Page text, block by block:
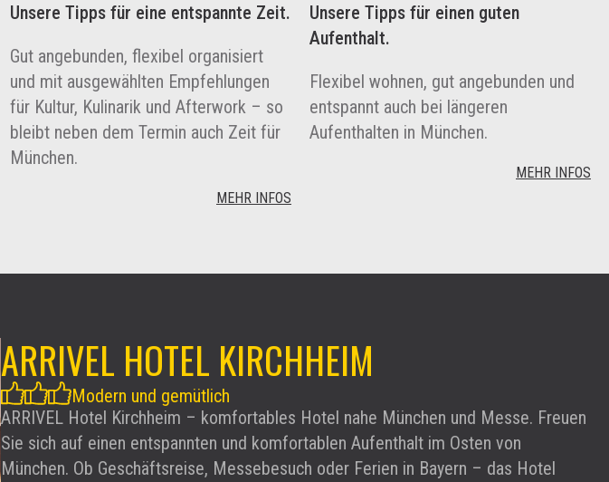
Unsere Tipps für eine entspannte Zeit.
Gut angebunden, flexibel organisiert
und mit ausgewählten Empfehlungen
für Kultur, Kulinarik und Afterwork – so
bleibt neben dem Termin auch Zeit für
München.
MEHR INFOS
Unsere Tipps für einen guten
Aufenthalt.
Flexibel wohnen, gut angebunden und
entspannt auch bei längeren
Aufenthalten in München.
MEHR INFOS
ARRIVEL HOTEL KIRCHHEIM
Modern und gemütlich
ARRIVEL Hotel Kirchheim – komfortables Hotel nahe München und Messe. Freuen
Sie sich auf einen entspannten und komfortablen Aufenthalt im Osten von
München. Ob Geschäftsreise, Messebesuch oder Ferien in Bayern – das Hotel